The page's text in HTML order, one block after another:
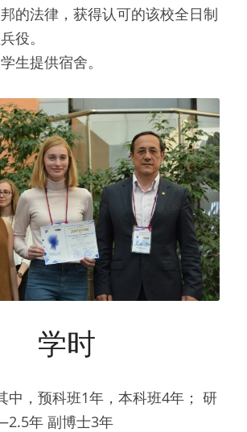
的法律，获得认可的该校全日制
役。
生提供宿舍。
学时
中，预科班1年，本科班4年； 研
年 副博士3年